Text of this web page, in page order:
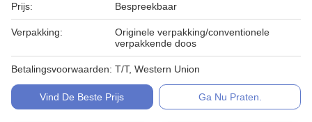
Prijs: Bespreekbaar
Verpakking:
Originele verpakking/conventionele
verpakkende doos
Betalingsvoorwaarden: T/T, Western Union
Vind De Beste Prijs Ga Nu Praten.